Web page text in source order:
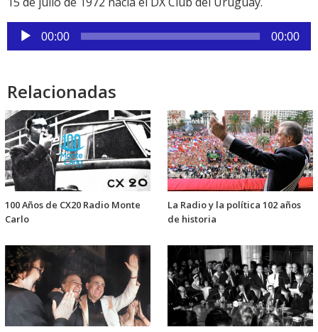
Reproductor
de
00:00 00:00
Relacionadas
100 Años de CX20 Radio Monte
Carlo
La Radio y la política 102 años
de historia